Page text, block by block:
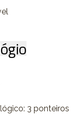
3 ponteiros